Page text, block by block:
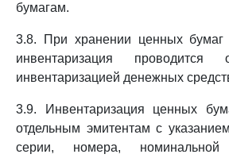
бумагам.
3.8. При хранении ценных бумаг
инвентаризация проводится
инвентаризацией денежных
3.9. Инвентаризация ценных
отдельным эмитентам с
серии, номера,